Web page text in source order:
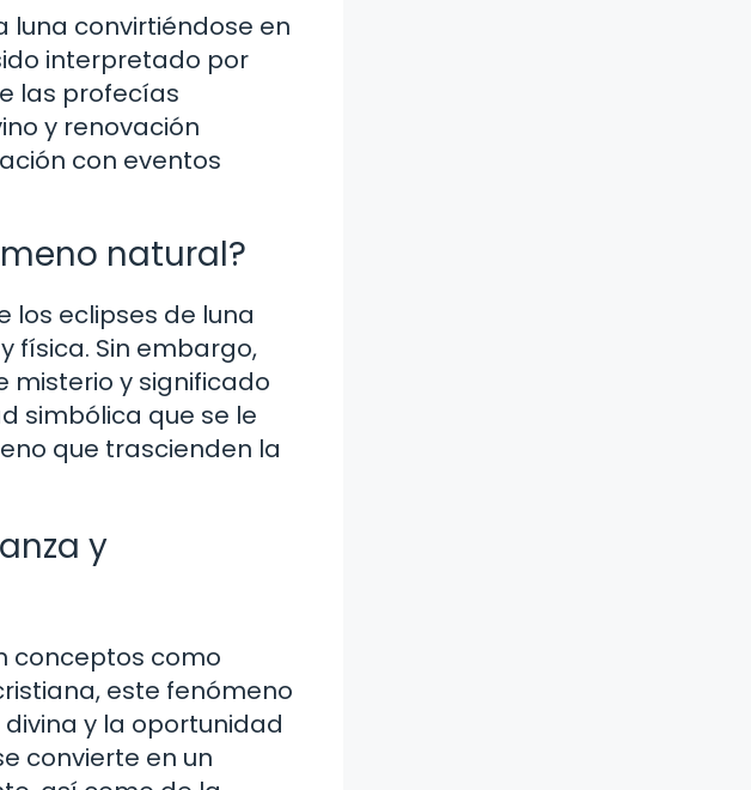
luna convirtiéndose en
interpretado por
las profecías
y renovación
con eventos
natural?
los eclipses de luna
física. Sin embargo,
misterio y significado
simbólica que se le
que trascienden la
y
conceptos como
este fenómeno
y la oportunidad
convierte en un